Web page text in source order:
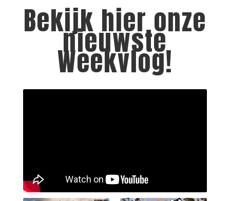
Bekijk hier onze
nieuwste
Weekvlog!